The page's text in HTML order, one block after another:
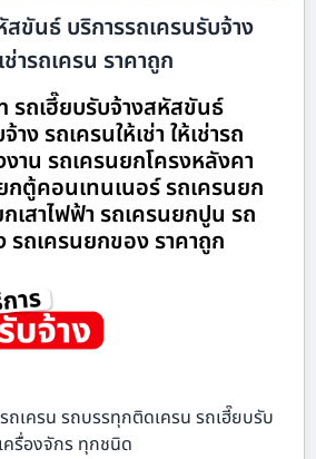
ขันธ์ บริการรถเครนรับจ้าง
ช่ารถเครน ราคาถูก
รถเฮี๊ยบรับจ้างสหัสขันธ์
ง รถเครนให้เช่า ให้เช่ารถ
งาน รถเครนยกโครงหลังคา
กตู้คอนเทนเนอร์ รถเครนยก
เสาไฟฟ้า รถเครนยกปูน รถ
รถเครนยกของ ราคาถูก
ถเครน รถบรรทุกติดเครน รถเฮี๊ยบรับ
ครื่องจักร ทุกชนิด